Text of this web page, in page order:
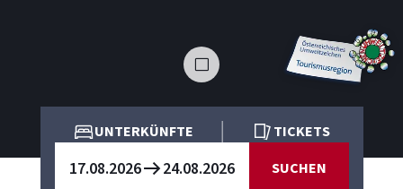
UNTERKÜNFTE TICKETS
17.08.2026 24.08.2026 SUCHEN